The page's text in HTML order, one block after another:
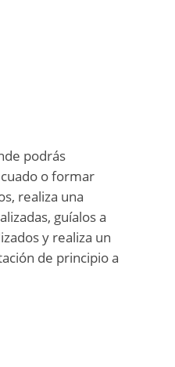
podrás
o formar
realiza una
guíalos a
y realiza un
de principio a